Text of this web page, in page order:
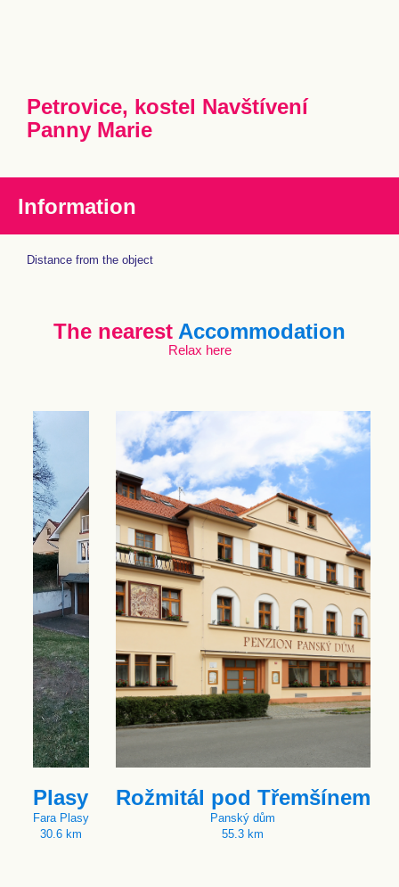
Petrovice, kostel Navštívení
Panny Marie
Information
Distance from the object
The nearest Accommodation
Relax here
Plasy
Fara Plasy
30.6 km
Rožmitál pod Třemšínem
Panský dům
55.3 km